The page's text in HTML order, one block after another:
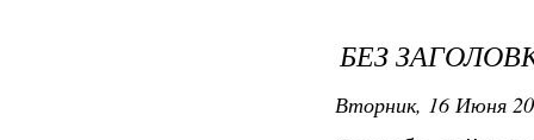
БЕЗ
Вторник, 16 Июня